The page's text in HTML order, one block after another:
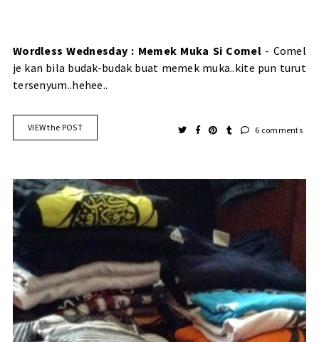
Wordless Wednesday : Memek Muka Si Comel- Comel
je kan bila budak-budak buat memek muka..kite pun turut
tersenyum..hehee..
VIEW the POST 6 comments